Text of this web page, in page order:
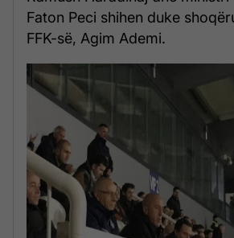
Faton Peci shihen duke
FFK-së, Agim Ademi.